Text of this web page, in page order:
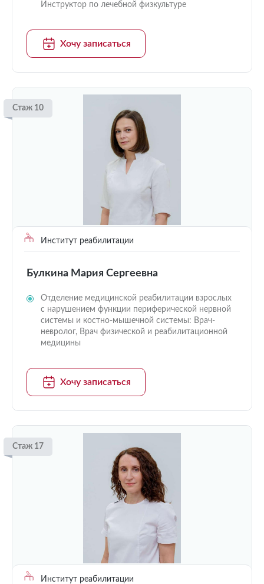
Инструктор по лечебной физкультуре
Хочу записаться
Стаж 10
Институт реабилитации
Булкина Мария Сергеевна
Отделение медицинской реабилитации взрослых
с нарушением функции периферической нервной
системы и костно-мышечной системы: Врач-
невролог, Врач физической и реабилитационной
медицины
Хочу записаться
Стаж 17
Институт реабилитации